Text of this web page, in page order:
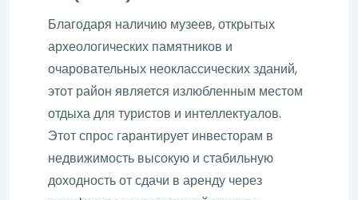
Благодаря наличию музеев, открытых
археологических памятников и
очаровательных неоклассических зданий,
этот район является излюбленным местом
отдыха для туристов и интеллектуалов.
Этот спрос гарантирует инвесторам в
недвижимость высокую и стабильную
доходность от сдачи в аренду через